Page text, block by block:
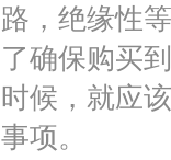
路，绝缘性
了确保购买
时候，就应
事项。